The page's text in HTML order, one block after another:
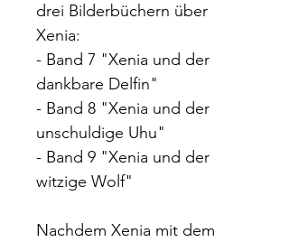
drei Bilderbüchern über
Xenia:
- Band 7 "Xenia und der
dankbare Delfin"
- Band 8 "Xenia und der
unschuldige Uhu"
- Band 9 "Xenia und der
witzige Wolf"
Nachdem Xenia mit dem